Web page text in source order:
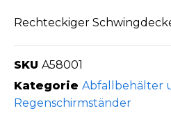
Rechteckiger
SKU A58001
Kategorie Abfallbehälter
Regenschirmständer